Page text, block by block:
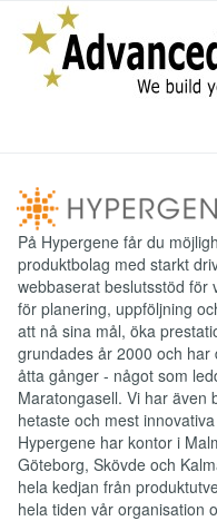
På Hypergene får du
produktbolag med starkt
webbaserat beslutsstöd för
för planering, uppföljning
att nå sina mål, öka
grundades år 2000 och har
åtta gånger - något som
Maratongasell. Vi har även
hetaste och mest
Hypergene har kontor i
Göteborg, Skövde och
hela kedjan från
hela tiden vår organisation